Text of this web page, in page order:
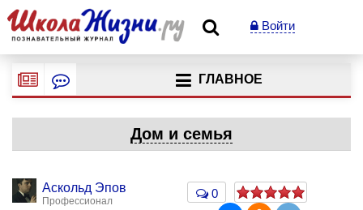
Войти
ГЛАВНОЕ
Дом и семья
Аскольд Эпов
Профессионал
0